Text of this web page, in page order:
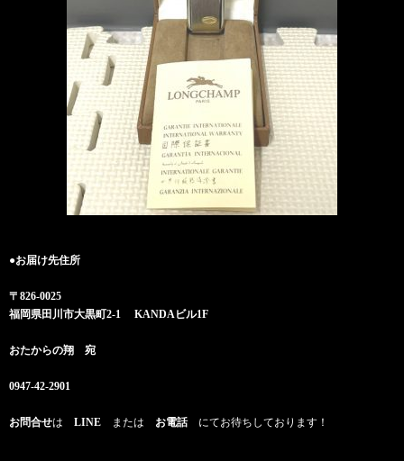
●お届け先住所
〒826-0025
福岡県田川市大黒町2-1 KANDAビル1F
おたからの翔 宛
0947-42-2901
お問合せは LINE または お電話にてお待ちしております！